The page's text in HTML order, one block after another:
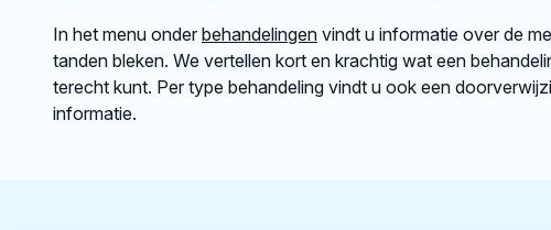
In het menu onder behandelingen vindt u informatie over de
tanden bleken. We vertellen kort en krachtig wat een
terecht kunt. Per type behandeling vindt u ook een
informatie.